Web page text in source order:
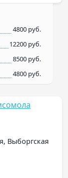
4800 руб.
12200 руб.
8500 руб.
4800 руб.
Выборгская